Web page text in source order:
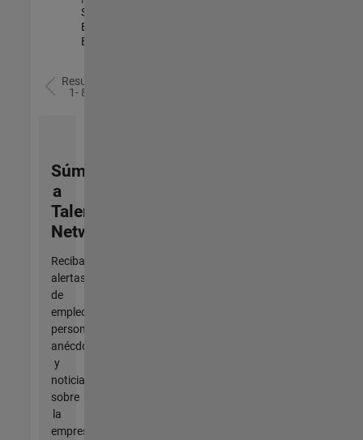
Sales
Engineering |
Experimentado
Resultados
1- 8 de
Súmese
a
Talent
Network
Reciba
alertas
de
empleo
personalizadas,
anécdotas
y
noticias
sobre
la
empresa.